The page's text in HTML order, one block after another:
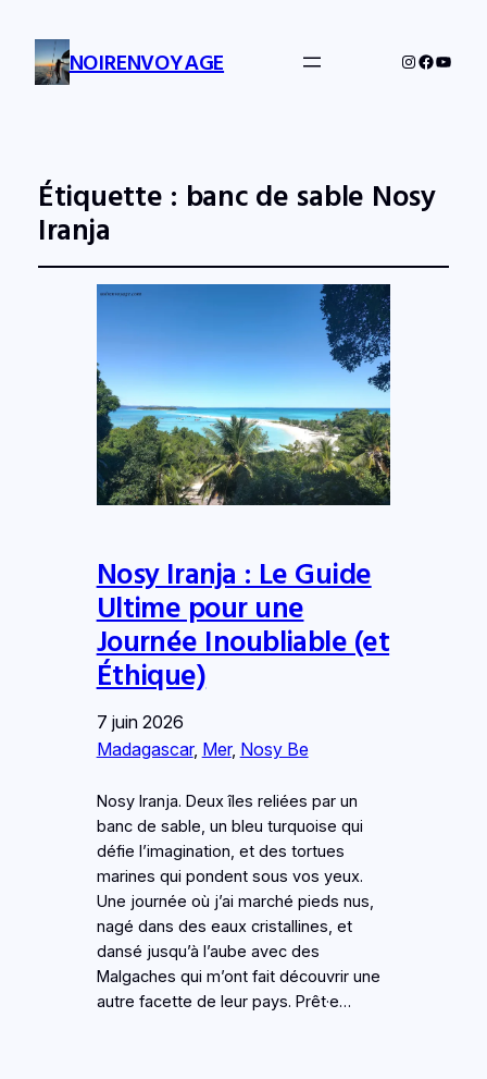
NOIRENVOYAGE Instagram
Étiquette : banc de sable Nosy
Iranja
Nosy Iranja : Le Guide
Ultime pour une
Journée Inoubliable (et
Éthique)
7 juin 2026
Madagascar, Mer, Nosy Be
Nosy Iranja. Deux îles reliées par un
banc de sable, un bleu turquoise qui
défie l’imagination, et des tortues
marines qui pondent sous vos yeux.
Une journée où j’ai marché pieds nus,
nagé dans des eaux cristallines, et
dansé jusqu’à l’aube avec des
Malgaches qui m’ont fait découvrir une
autre facette de leur pays. Prêt·e…